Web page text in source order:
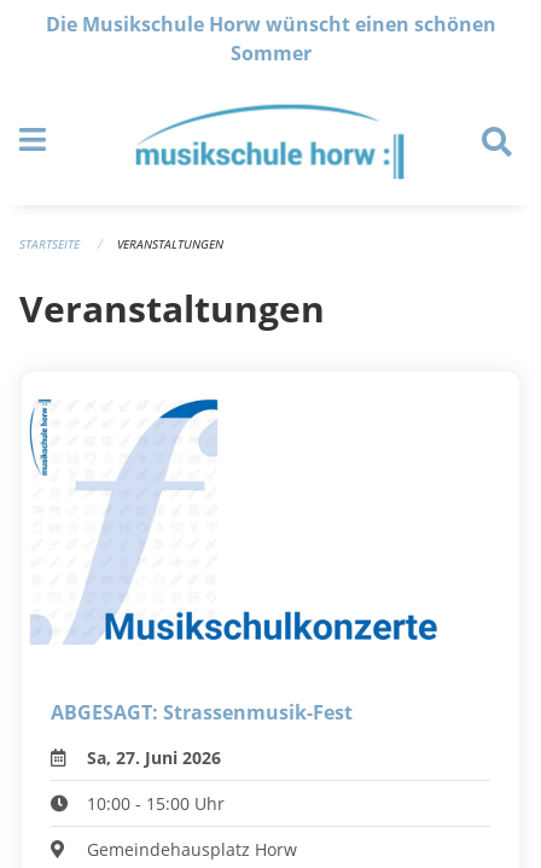
Navigation überspringen
Die Musikschule Horw wünscht einen schönen
Sommer
STARTSEITE VERANSTALTUNGEN
Veranstaltungen
ABGESAGT: Strassenmusik-Fest
Sa, 27. Juni 2026
10:00 - 15:00 Uhr
Gemeindehausplatz Horw